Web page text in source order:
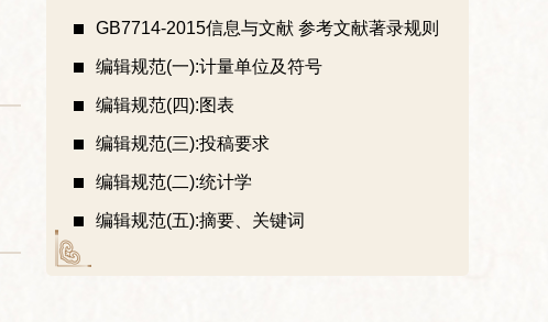
GB7714-2015信息与文献 参考文献著录规则
编辑规范(一):计量单位及符号
编辑规范(四):图表
编辑规范(三):投稿要求
编辑规范(二):统计学
编辑规范(五):摘要、关键词